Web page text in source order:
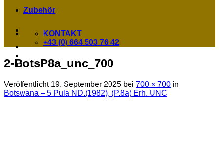
Zubehör
KONTAKT
+43 (0) 664 503 76 42
2-BotsP8a_unc_700
Veröffentlicht 19. September 2025 bei 700 × 700 in
Botswana – 5 Pula ND.(1982), (P.8a) Erh. UNC